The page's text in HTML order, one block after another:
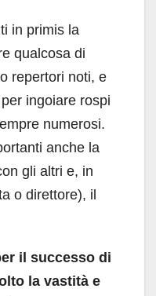
in primis la
qualcosa di
repertori noti, e
ingoiare rospi
numerosi.
anche la
gli altri e, in
o direttore), il
il successo di
la vastità e